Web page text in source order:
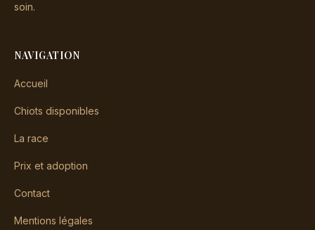
soin.
NAVIGATION
Accueil
Chiots disponibles
La race
Prix et adoption
Contact
Mentions légales